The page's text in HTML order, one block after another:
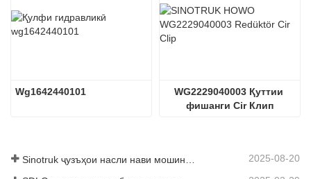
Wg1642440101
WG2229040003 Қуттии
фишанги Cir Клип
2025-08-20